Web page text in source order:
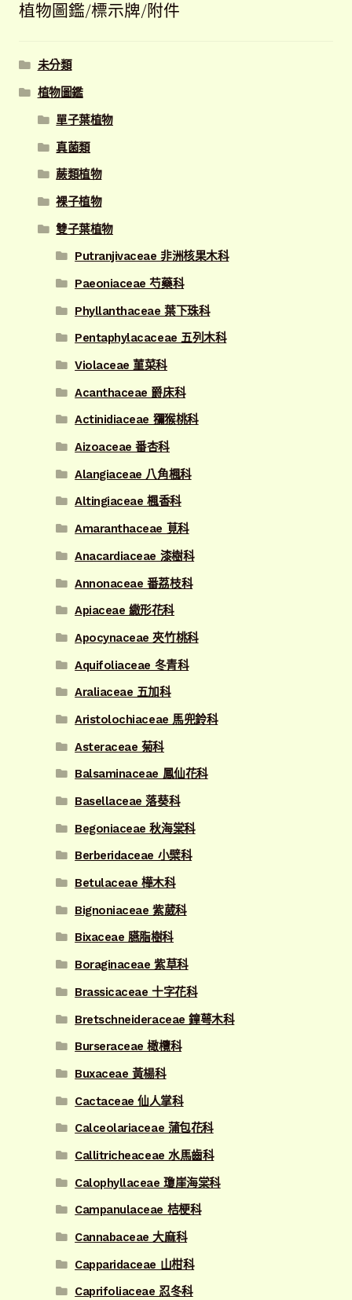
植物圖鑑/標示牌/附件
未分類
植物圖鑑
單子葉植物
真菌類
蕨類植物
裸子植物
雙子葉植物
Putranjivaceae 非洲核果木科
Paeoniaceae 芍藥科
Phyllanthaceae 葉下珠科
Pentaphylacaceae 五列木科
Violaceae 菫菜科
Acanthaceae 爵床科
Actinidiaceae 獼猴桃科
Aizoaceae 番杏科
Alangiaceae 八角楓科
Altingiaceae 楓香科
Amaranthaceae 莧科
Anacardiaceae 漆樹科
Annonaceae 番荔枝科
Apiaceae 繖形花科
Apocynaceae 夾竹桃科
Aquifoliaceae 冬青科
Araliaceae 五加科
Aristolochiaceae 馬兜鈴科
Asteraceae 菊科
Balsaminaceae 鳳仙花科
Basellaceae 落葵科
Begoniaceae 秋海棠科
Berberidaceae 小檗科
Betulaceae 樺木科
Bignoniaceae 紫葳科
Bixaceae 臙脂樹科
Boraginaceae 紫草科
Brassicaceae 十字花科
Bretschneideraceae 鐘萼木科
Burseraceae 橄欖科
Buxaceae 黃楊科
Cactaceae 仙人掌科
Calceolariaceae 蒲包花科
Callitricheaceae 水馬齒科
Calophyllaceae 瓊崖海棠科
Campanulaceae 桔梗科
Cannabaceae 大麻科
Capparidaceae 山柑科
Caprifoliaceae 忍冬科